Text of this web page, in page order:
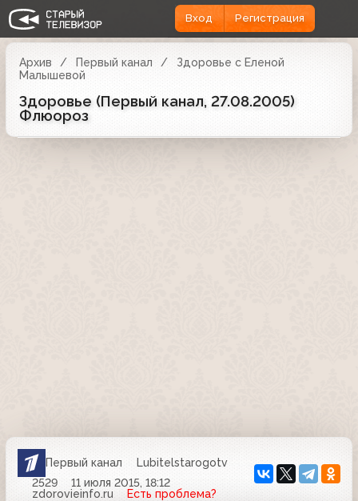
Вход Регистрация
Архив Первый канал
Здоровье с Еленой
Малышевой
Здоровье (Первый канал, 27.08.2005)
Флюороз
Первый канал
Lubitelstarogotv
2529
11 июля 2015, 18:12
zdorovieinfo.ru
Есть проблема?